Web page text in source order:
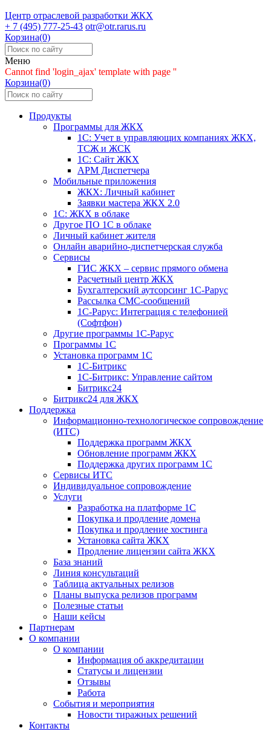
Центр отраслевой разработки ЖКХ
+ 7 (495) 777-25-43 otr@otr.rarus.ru
Корзина(0)
Меню
Cannot find 'login_ajax' template with page ''
Корзина(0)
Продукты
Программы для ЖКХ
1С: Учет в управляющих компаниях ЖКХ,
ТСЖ и ЖСК
1С: Сайт ЖКХ
АРМ Диспетчера
Мобильные приложения
ЖКХ: Личный кабинет
Заявки мастера ЖКХ 2.0
1С: ЖКХ в облаке
Другое ПО 1С в облаке
Личный кабинет жителя
Онлайн аварийно-диспетчерская служба
Сервисы
ГИС ЖКХ – сервис прямого обмена
Расчетный центр ЖКХ
Бухгалтерский аутсорсинг 1С-Рарус
Рассылка СМС-сообщений
1С-Рарус: Интеграция с телефонией
(Софтфон)
Другие программы 1С-Рарус
Программы 1С
Установка программ 1С
1С-Битрикс
1С-Битрикс: Управление сайтом
Битрикс24
Битрикс24 для ЖКХ
Поддержка
Информационно-технологическое сопровождение
(ИТС)
Поддержка программ ЖКХ
Обновление программ ЖКХ
Поддержка других программ 1С
Сервисы ИТС
Индивидуальное сопровождение
Услуги
Разработка на платформе 1С
Покупка и продление домена
Покупка и продление хостинга
Установка сайта ЖКХ
Продление лицензии сайта ЖКХ
База знаний
Линия консультаций
Таблица актуальных релизов
Планы выпуска релизов программ
Полезные статьи
Наши кейсы
Партнерам
О компании
О компании
Информация об аккредитации
Статусы и лицензии
Отзывы
Работа
События и мероприятия
Новости тиражных решений
Контакты